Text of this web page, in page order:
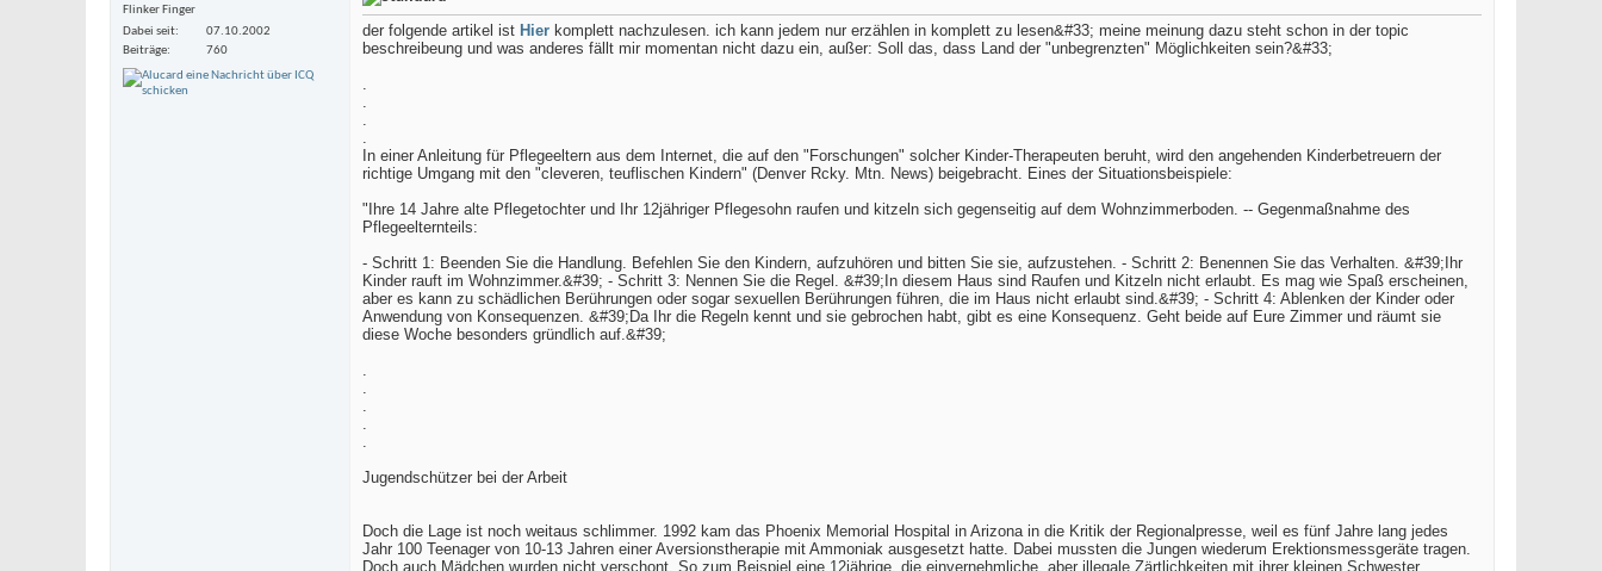
Flinker Finger
Dabei seit
07.10.2002
Beiträge
760
der folgende artikel ist Hier komplett nachzulesen. ich kann jedem nur erzählen in komplett zu lesen&#33; meine meinung dazu steht schon in der topic
beschreibeung und was anderes fällt mir momentan nicht dazu ein, außer: Soll das, dass Land der "unbegrenzten" Möglichkeiten sein?&#33;
.
.
.
.
In einer Anleitung für Pflegeeltern aus dem Internet, die auf den "Forschungen" solcher Kinder-Therapeuten beruht, wird den angehenden Kinderbetreuern der
richtige Umgang mit den "cleveren, teuflischen Kindern" (Denver Rcky. Mtn. News) beigebracht. Eines der Situationsbeispiele:
"Ihre 14 Jahre alte Pflegetochter und Ihr 12jähriger Pflegesohn raufen und kitzeln sich gegenseitig auf dem Wohnzimmerboden. -- Gegenmaßnahme des
Pflegeelternteils:
- Schritt 1: Beenden Sie die Handlung. Befehlen Sie den Kindern, aufzuhören und bitten Sie sie, aufzustehen. - Schritt 2: Benennen Sie das Verhalten. &#39;Ihr
Kinder rauft im Wohnzimmer.&#39; - Schritt 3: Nennen Sie die Regel. &#39;In diesem Haus sind Raufen und Kitzeln nicht erlaubt. Es mag wie Spaß erscheinen,
aber es kann zu schädlichen Berührungen oder sogar sexuellen Berührungen führen, die im Haus nicht erlaubt sind.&#39; - Schritt 4: Ablenken der Kinder oder
Anwendung von Konsequenzen. &#39;Da Ihr die Regeln kennt und sie gebrochen habt, gibt es eine Konsequenz. Geht beide auf Eure Zimmer und räumt sie
diese Woche besonders gründlich auf.&#39;
.
.
.
.
.
Jugendschützer bei der Arbeit
Doch die Lage ist noch weitaus schlimmer. 1992 kam das Phoenix Memorial Hospital in Arizona in die Kritik der Regionalpresse, weil es fünf Jahre lang jedes
Jahr 100 Teenager von 10-13 Jahren einer Aversionstherapie mit Ammoniak ausgesetzt hatte. Dabei mussten die Jungen wiederum Erektionsmessgeräte tragen.
Doch auch Mädchen wurden nicht verschont. So zum Beispiel eine 12jährige, die einvernehmliche, aber illegale Zärtlichkeiten mit ihrer kleinen Schwester